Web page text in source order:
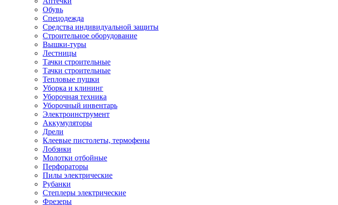
Обувь
Спецодежда
Средства индивидуальной защиты
Строительное оборудование
Вышки-туры
Лестницы
Тачки строительные
Тачки строительные
Тепловые пушки
Уборка и клининг
Уборочная техника
Уборочный инвентарь
Электроинструмент
Аккумуляторы
Дрели
Клеевые пистолеты, термофены
Лобзики
Молотки отбойные
Перфораторы
Пилы электрические
Рубанки
Степлеры электрические
Фрезеры